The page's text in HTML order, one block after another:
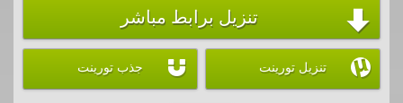
 تنزيل برابط مباشر
 تنزيل تورينت  جذب تورينت